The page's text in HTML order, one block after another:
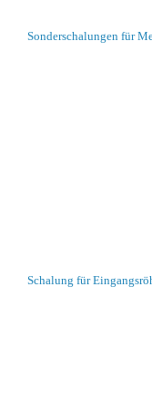
Sonderschalungen für
Schalung für